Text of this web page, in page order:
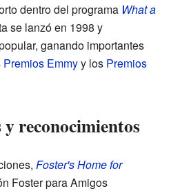
dentro del programa What a
se lanzó en 1998 y
ganando importantes
Premios Emmyy los Premios
y reconocimientos
Foster's Home for
Foster para Amigos